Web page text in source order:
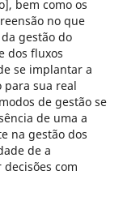
bem como os
no que
gestão do
dos fluxos
se implantar a
para sua real
de gestão se
de uma a
na gestão dos
de a
com